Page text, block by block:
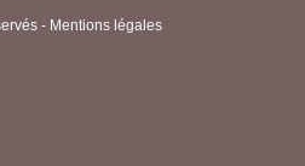
- Mentions légales